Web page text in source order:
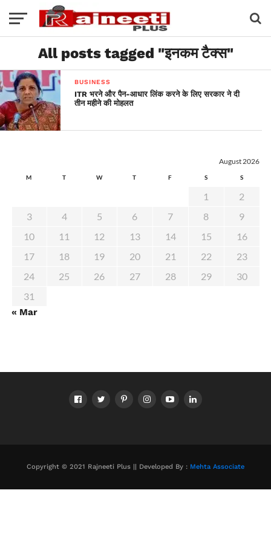
All posts tagged "इनकम टैक्स"
BUSINESS
ITR भरने और पैन-आधार लिंक करने के लिए सरकार ने दी
तीन महीने की मोहलत
August 2026
M T W T F S S
1
2
3
4 5 6 7 8
9
10
11 12 13 14 15
16
17
18 19 20 21 22
23
24
25 26 27 28 29
30
31
« Mar
Copyright © 2021 Rajneeti Plus || Developed By : Mehta Associate